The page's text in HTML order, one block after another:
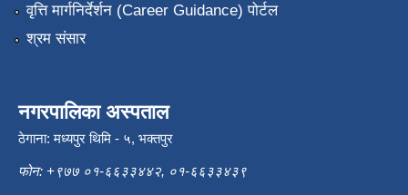
वृत्ति मार्गनिर्देर्शन (Career Guidance) पोर्टल
श्रम संसार
नगरपालिका अस्पताल
ठेगाना: मध्यपुर थिमि - ५, भक्तपुर
फोन: +९७७ ०१-६६३३४४२, ०१-६६३३४३९